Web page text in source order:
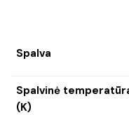
Spalva
Spalvinė
(K)